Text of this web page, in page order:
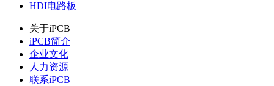
HDI电路板
关于iPCB
iPCB简介
企业文化
人力资源
联系iPCB